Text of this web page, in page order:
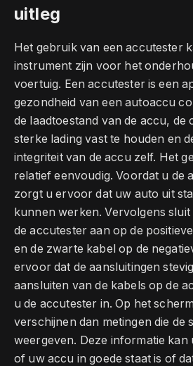
uitleg
Het gebruik van een accutester
instrument zijn voor het
voertuig. Een accutester is een
gezondheid van een autoaccu
de laadtoestand van de accu, de
sterke lading vast te houden en
integriteit van de accu zelf. Het
relatief eenvoudig. Voordat u de
zorgt u ervoor dat uw auto uit
kunnen werken. Vervolgens
de accutester aan op de
en de zwarte kabel op de
ervoor dat de aansluitingen
aansluiten van de kabels op de
u de accutester in. Op het
verschijnen dan metingen die de
weergeven. Deze informatie kan
of uw accu in goede staat is of